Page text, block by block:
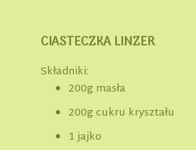
CIASTECZKA LINZER
Składniki:
200g masła
200g cukru kryształu
1 jajko